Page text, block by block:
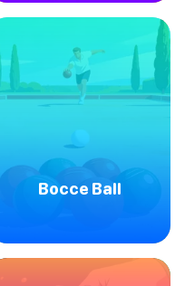
Bocce Ball